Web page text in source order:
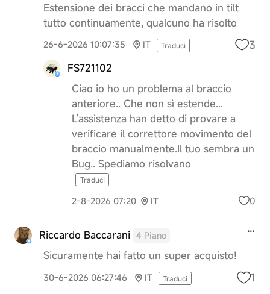
Estensione dei bracci che mandano in tilt
tutto continuamente, qualcuno ha risolto
26-6-2026 10:07:35 IT Traduci 3
FS721102
Ciao io ho un problema al braccio
anteriore.. Che non sì estende...
L'assistenza han detto di provare a
verificare il correttore movimento del
braccio manualmente.Il tuo sembra un
Bug.. Spediamo risolvano
Traduci
2-8-2026 07:20 IT 0
Riccardo Baccarani 4 Piano
Sicuramente hai fatto un super acquisto!
30-6-2026 06:27:46 IT Traduci 1